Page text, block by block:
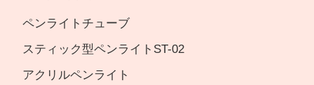
ペンライトチューブ
スティック型ペンライトST-02
アクリルペンライト